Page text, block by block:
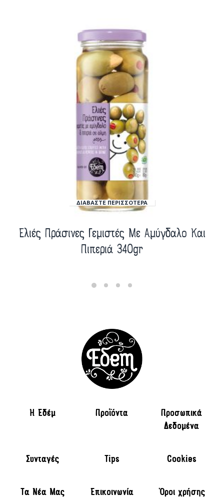
ΔΙΑΒΆΣΤΕ ΠΕΡΙΣΣΌΤΕΡΑ
Ελιές Πράσινες Γεμιστές Με Αμύγδαλο Και
Πιπεριά 340gr
H Εδέμ Προϊόντα
Προσωπικά
Δεδομένα
Συνταγές Tips Cookies
Τα Νέα Μας Επικοινωνία Όροι χρήσης